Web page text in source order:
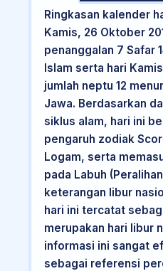
Ringkasan kalender
Kamis, 26 Oktober
penanggalan 7 Safar
Islam serta hari
jumlah neptu 12
Jawa. Berdasarkan
siklus alam, hari ini
pengaruh zodiak
Logam, serta
pada Labuh
keterangan libur
hari ini tercatat
merupakan hari libur
informasi ini sangat
sebagai referensi